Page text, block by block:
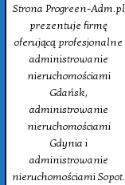
Strona Progreen-Adm.pl
prezentuje firmę
oferującą profesjonalne
administrowanie
nieruchomościami
Gdańsk,
administrowanie
nieruchomościami
Gdynia i
administrowanie
nieruchomościami Sopot.